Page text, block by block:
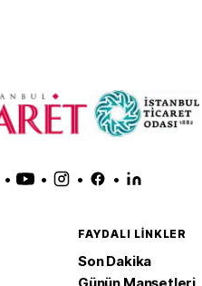
• • • •
FAYDALI LINKLER
Son Dakika